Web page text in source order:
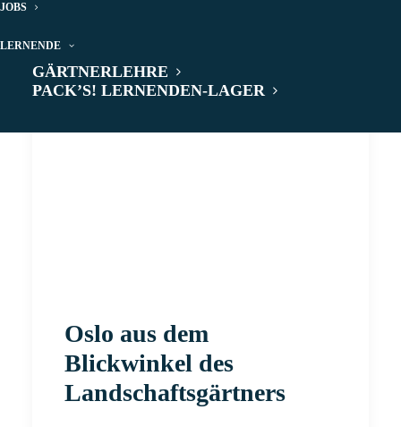
JOBS
LERNENDE
GÄRTNERLEHRE
PACK’S! LERNENDEN-LAGER
Oslo aus dem
Blickwinkel des
Landschaftsgärtners